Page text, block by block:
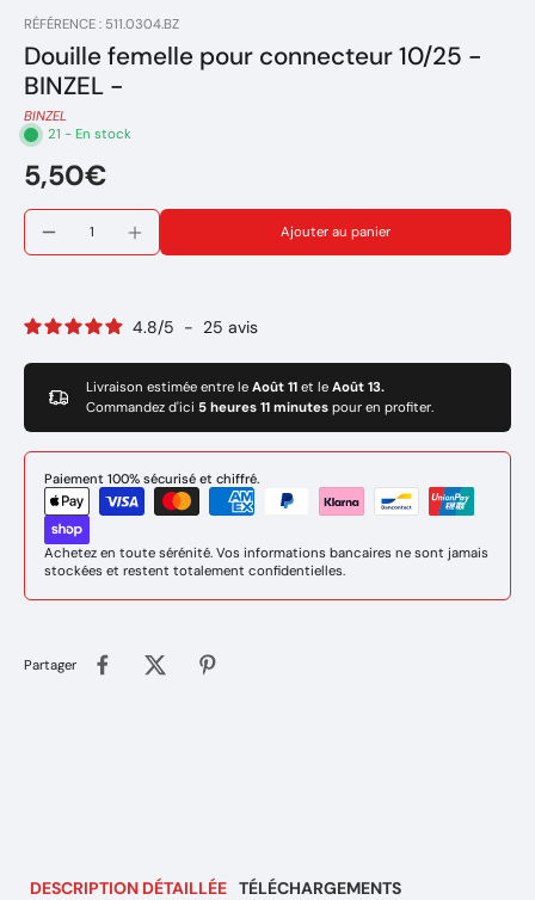
RÉFÉRENCE : 511.0304.BZ
Douille femelle pour connecteur 10/25 -
BINZEL -
BINZEL
21 - En stock
5,50€
Ajouter au panier
4.8/5 - 25 avis
Livraison estimée entre le Août 11 et le Août 13.
Commandez d'ici 5 heures 11 minutes pour en profiter.
Paiement 100% sécurisé et chiffré.
Achetez en toute sérénité. Vos informations bancaires ne sont jamais
stockées et restent totalement confidentielles.
Partager
DESCRIPTION DÉTAILLÉE TÉLÉCHARGEMENTS